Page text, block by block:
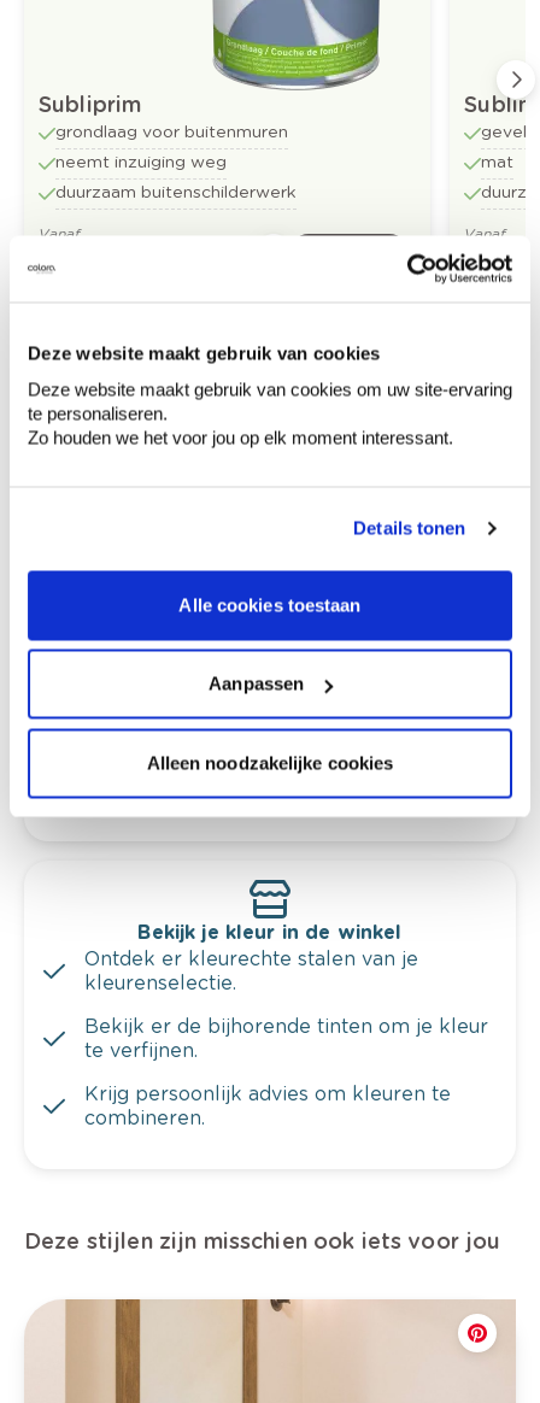
Deze website maakt gebruik van cookies
Deze website maakt gebruik van cookies om uw site-ervaring
te personaliseren.
Zo houden we het voor jou op elk moment interessant.
Details tonen
Alle cookies toestaan
Aanpassen
Alleen noodzakelijke cookies
Subliprim
grondlaag voor buitenmuren
neemt inzuiging weg
duurzaam buitenschilderwerk
Vanaf
€ 33,11
mat
Vanaf
€ 35,17
Ontdek meer inspiratiebeelden voor: Gevel
Colora-magazine
Kleuradvies aan huis
ruimtes.
Krijg kleuradvies op basis van de lichtinval
en je meubels.
Krijg ineens een technologische check-up
van je muren.
Bekijk je kleur in de winkel
Ontdek er kleurechte stalen van je
kleurenselectie.
Bekijk er de bijhorende tinten om je kleur
te verfijnen.
Krijg persoonlijk advies om kleuren te
combineren.
Deze stijlen zijn misschien ook iets voor jou